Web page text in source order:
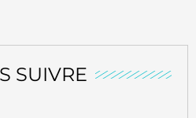
SUIVRE